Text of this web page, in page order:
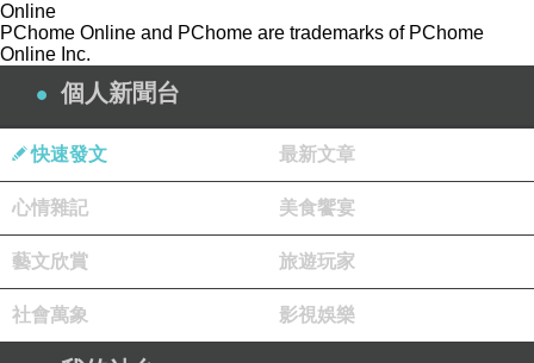
活動開場由威爾森教育機構帶領孩童們出演精
Online
PChome Online and PChome are trademarks of PChome
Online Inc.
個人新聞台
快速發文 最新文章
心情雜記 美食饗宴
藝文欣賞 旅遊玩家
社會萬象 影視娛樂